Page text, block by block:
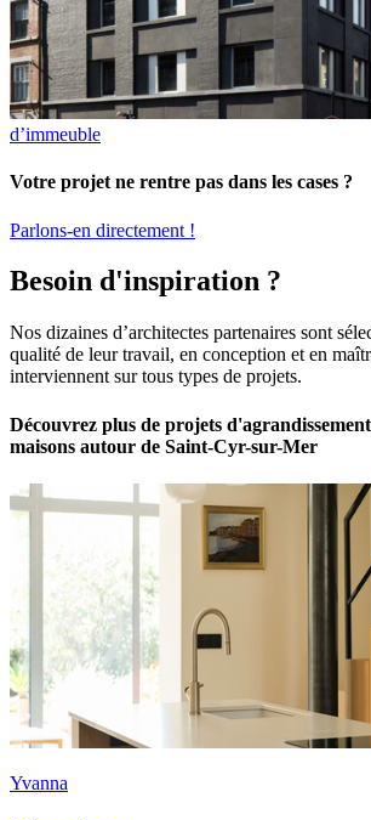
d’immeuble
Votre projet ne rentre pas dans les cases ?
Parlons-en directement !
Besoin d'inspiration ?
Nos dizaines d’architectes partenaires sont
qualité de leur travail, en conception et en
interviennent sur tous types de projets.
Découvrez plus de projets
maisons autour de Saint-Cyr-sur-Mer
Yvanna